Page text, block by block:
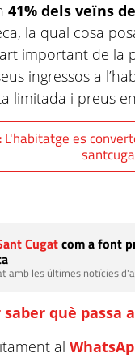
41% dels veïns
la qual cosa
important de la
ingressos a
limitada i preus
L'habitatge es
Cugatcom a font
amb les últimes notícies
saber què passa
al